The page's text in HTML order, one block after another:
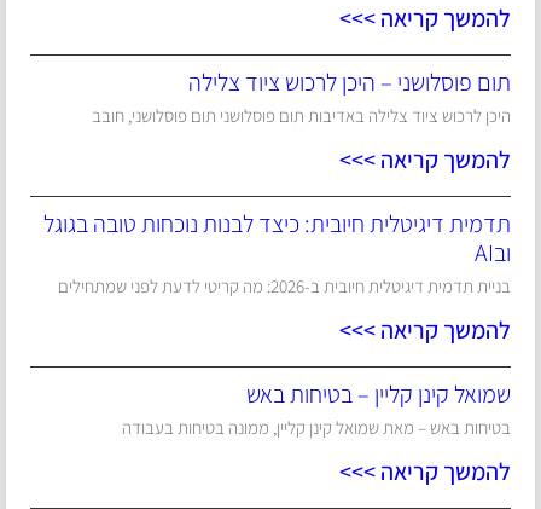
להמשך קריאה >>>
תום פוסלושני – היכן לרכוש ציוד צלילה
היכן לרכוש ציוד צלילה באדיבות תום פוסלושני תום פוסלושני, חובב
להמשך קריאה >>>
תדמית דיגיטלית חיובית: כיצד לבנות נוכחות טובה בגוגל
ובAI
בניית תדמית דיגיטלית חיובית ב-2026: מה קריטי לדעת לפני שמתחילים
להמשך קריאה >>>
שמואל קינן קליין – בטיחות באש
בטיחות באש – מאת שמואל קינן קליין, ממונה בטיחות בעבודה
להמשך קריאה >>>